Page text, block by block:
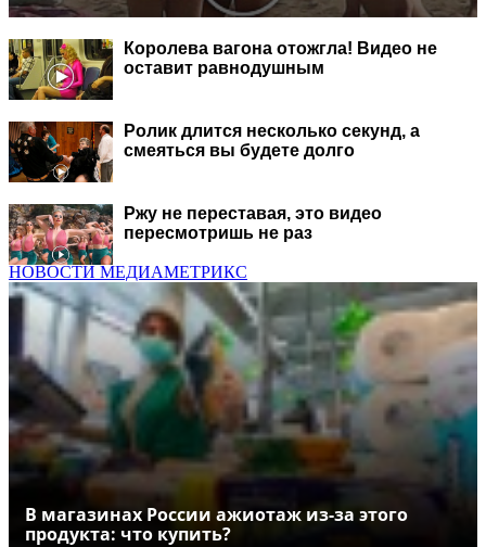
Королева вагона отожгла! Видео не
оставит равнодушным
Ролик длится несколько секунд, а
смеяться вы будете долго
Ржу не переставая, это видео
пересмотришь не раз
НОВОСТИ МЕДИАМЕТРИКС
В магазинах России ажиотаж из-за этого
продукта: что купить?